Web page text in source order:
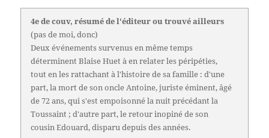
4e de couv, résumé de l'éditeur ou trouvé ailleurs
(pas de moi, donc)
Deux événements survenus en même temps
déterminent Blaise Huet à en relater les péripéties,
tout en les rattachant à l'histoire de sa famille : d'une
part, la mort de son oncle Antoine, juriste éminent, âgé
de 72 ans, qui s'est empoisonné la nuit précédant la
Toussaint ; d'autre part, le retour inopiné de son
cousin Edouard, disparu depuis des années.